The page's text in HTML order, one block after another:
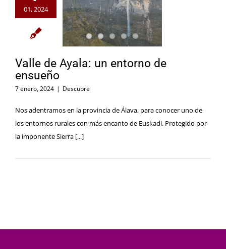
01, 2024
Valle de Ayala: un entorno de
ensueño
7 enero, 2024 | Descubre
Nos adentramos en la provincia de Álava, para conocer uno de
los entornos rurales con más encanto de Euskadi. Protegido por
la imponente Sierra [...]